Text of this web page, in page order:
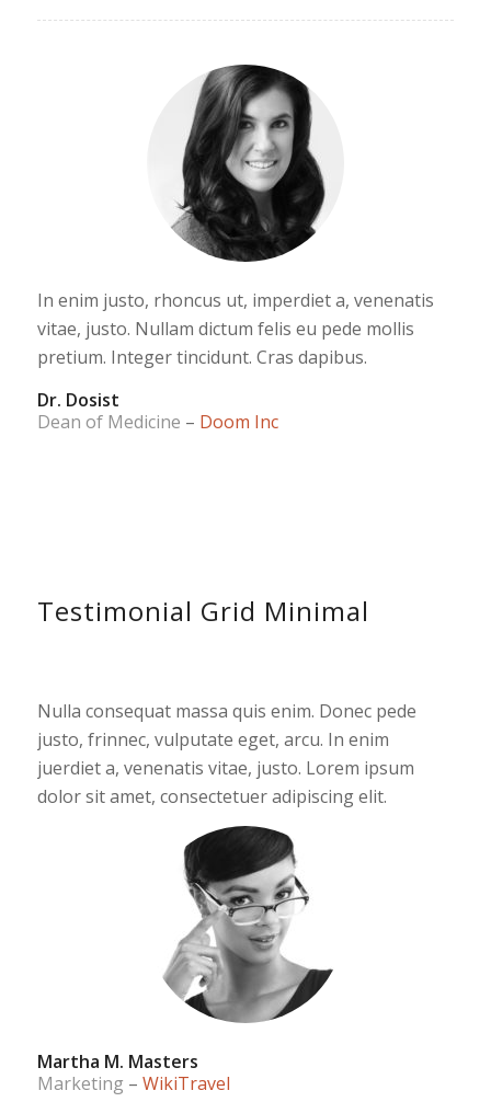
In enim justo, rhoncus ut, imperdiet a, venenatis
vitae, justo. Nullam dictum felis eu pede mollis
pretium. Integer tincidunt. Cras dapibus.
Dr. Dosist
Dean of Medicine – Doom Inc
Testimonial Grid Minimal
Nulla consequat massa quis enim. Donec pede
justo, frinnec, vulputate eget, arcu. In enim
juerdiet a, venenatis vitae, justo. Lorem ipsum
dolor sit amet, consectetuer adipiscing elit.
Martha M. Masters
Marketing – WikiTravel